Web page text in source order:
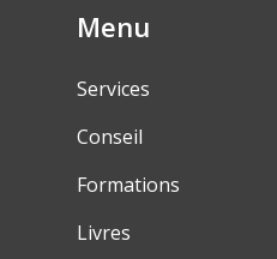
Menu
Services
Conseil
Formations
Livres